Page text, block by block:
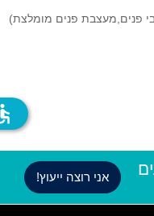
פנים,מעצבת פנים מומלצת)
אני רוצה ייעוץ!